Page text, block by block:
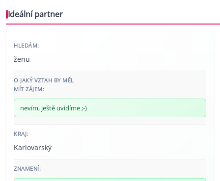
Ideální partner
HLEDÁM:
ženu
O JAKÝ VZTAH BY MĚL
MÍT ZÁJEM:
nevím, ještě uvidíme ;-)
KRAJ:
Karlovarský
ZNAMENÍ: